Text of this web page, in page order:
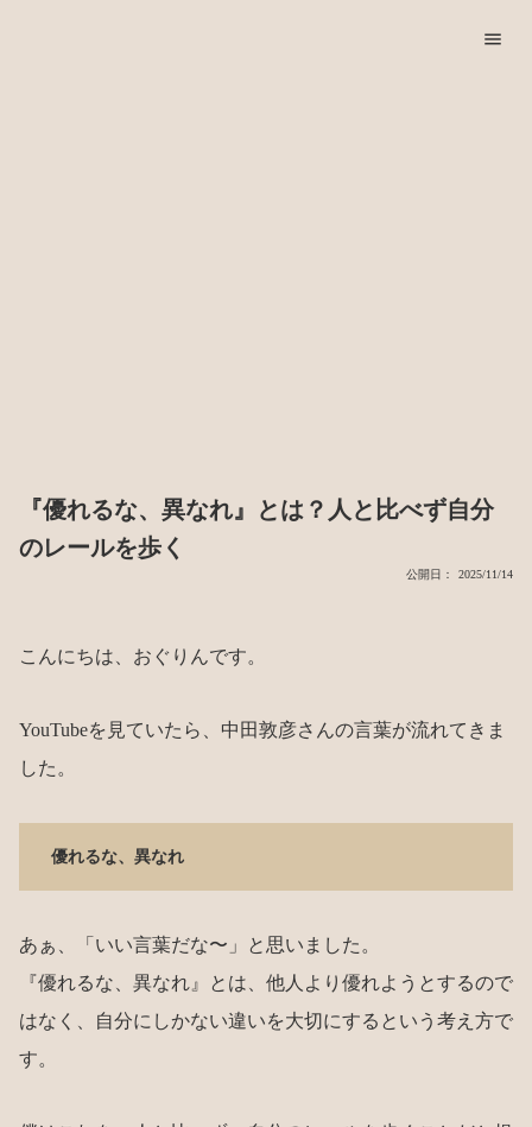
menu
『優れるな、異なれ』とは？人と比べず自分
のレールを歩く
公開日： 2025/11/14
こんにちは、おぐりんです。
YouTubeを見ていたら、中田敦彦さんの言葉が流れてきま
した。
優れるな、異なれ
あぁ、「いい言葉だな〜」と思いました。
『優れるな、異なれ』とは、他人より優れようとするので
はなく、自分にしかない違いを大切にするという考え方で
す。